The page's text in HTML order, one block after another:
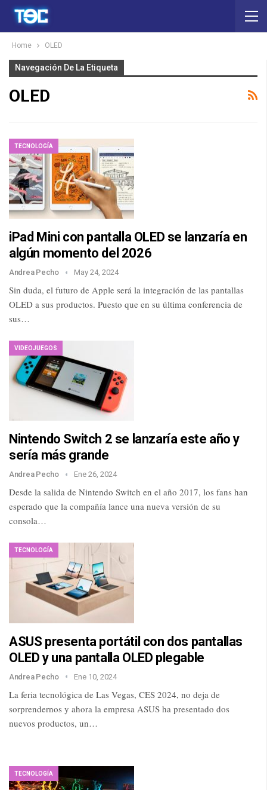
Home OLED
Navegación De La Etiqueta
OLED
TECNOLOGÍA
iPad Mini con pantalla OLED se lanzaría en
algún momento del 2026
Andrea Pecho May 24, 2024
Sin duda, el futuro de Apple será la integración de las pantallas
OLED a sus productos. Puesto que en su última conferencia de
sus…
VIDEOJUEGOS
Nintendo Switch 2 se lanzaría este año y
sería más grande
Andrea Pecho Ene 26, 2024
Desde la salida de Nintendo Switch en el año 2017, los fans han
esperado que la compañía lance una nueva versión de su
consola…
TECNOLOGÍA
ASUS presenta portátil con dos pantallas
OLED y una pantalla OLED plegable
Andrea Pecho Ene 10, 2024
La feria tecnológica de Las Vegas, CES 2024, no deja de
sorprendernos y ahora la empresa ASUS ha presentado dos
nuevos productos, un…
TECNOLOGÍA